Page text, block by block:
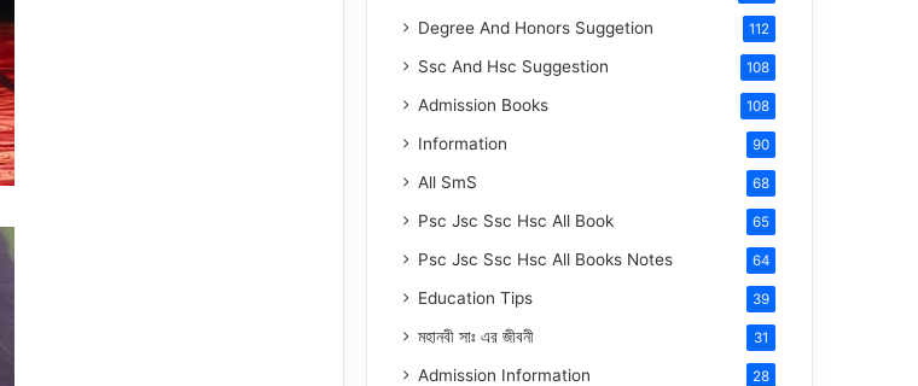
Degree And Honors Suggetion 112
Ssc And Hsc Suggestion 108
Admission Books 108
Information 90
All SmS 68
Psc Jsc Ssc Hsc All Book 65
Psc Jsc Ssc Hsc All Books Notes 64
Education Tips 39
মহানবীসাঃ এর জীবনী 31
Admission Information 28